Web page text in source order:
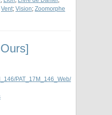
Vent; Vision; Zoomorphe